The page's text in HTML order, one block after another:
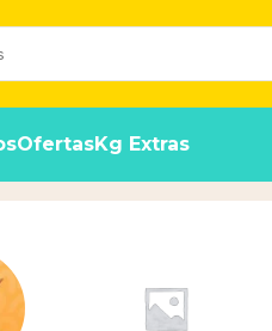
OfertasKg Extras